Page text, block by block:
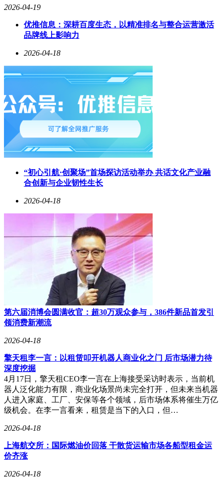
化国家黄金储备结构，建立"实物储备+金融衍生品"的多元体
场影响将呈现渐进式释放特征。
矿的发现正在引发连锁反应。它既考验着我国深海工程技术的
创新能力，也检验着资源开发与环境保护的平衡智慧，更关乎
国家金融安全的战略布局。当采矿平台的灯光照亮深海矿床
时，照亮的不仅是沉睡千年的黄金宝藏，更是一个大国向深蓝
进发的雄心壮志。
2026-04-19
优推信息：深耕百度生态，以精准排名与整合运营激活
品牌线上影响力
2026-04-18
“初心引航·创聚场”首场探访活动举办 共话文化产业融
合创新与企业韧性生长
2026-04-18
第六届消博会圆满收官：超30万观众参与，386件新品首发引
领消费新潮流
2026-04-18
擎天租李一言：以租赁叩开机器人商业化之门 后市场潜力待
深度挖掘
4月17日，擎天租CEO李一言在上海接受采访时表示，当前机
器人泛化能力有限，商业化场景尚未完全打开，但未来当机器
人进入家庭、工厂、安保等各个领域，后市场体系将催生万亿
级机会。在李一言看来，租赁是当下的入口，但…
2026-04-18
上海航交所：国际燃油价回落 干散货运输市场各船型租金运
价齐涨
2026-04-18